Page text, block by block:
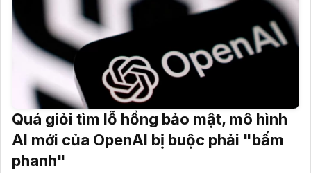
Quá giỏi tìm lỗ hổng bảo mật, mô hình
AI mới của OpenAI bị buộc phải "bấm
phanh"